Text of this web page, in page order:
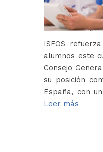
ISFOS
alumnos este
Consejo
su posición
España, con
Leer más